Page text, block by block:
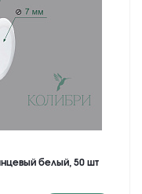
белый, 50 шт